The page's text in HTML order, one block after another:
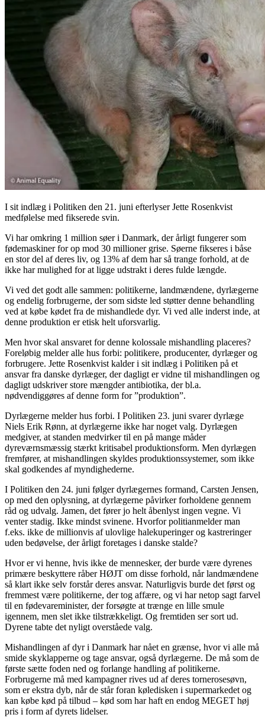
I sit indlæg i Politiken den 21. juni efterlyser Jette Rosenkvist
medfølelse med fikserede svin.
Vi har omkring 1 million søer i Danmark, der årligt fungerer som
fødemaskiner for op mod 30 millioner grise. Søerne fikseres i båse
en stor del af deres liv, og 13% af dem har så trange forhold, at de
ikke har mulighed for at ligge udstrakt i deres fulde længde.
Vi ved det godt alle sammen: politikerne, landmændene, dyrlægerne
og endelig forbrugerne, der som sidste led støtter denne behandling
ved at købe kødet fra de mishandlede dyr. Vi ved alle inderst inde, at
denne produktion er etisk helt uforsvarlig.
Men hvor skal ansvaret for denne kolossale mishandling placeres?
Foreløbig melder alle hus forbi: politikere, producenter, dyrlæger og
forbrugere. Jette Rosenkvist kalder i sit indlæg i Politiken på et
ansvar fra danske dyrlæger, der dagligt er vidne til mishandlingen og
dagligt udskriver store mængder antibiotika, der bl.a.
nødvendiggøres af denne form for ”produktion”.
Dyrlægerne melder hus forbi. I Politiken 23. juni svarer dyrlæge
Niels Erik Rønn, at dyrlægerne ikke har noget valg. Dyrlægen
medgiver, at standen medvirker til en på mange måder
dyreværnsmæssig stærkt kritisabel produktionsform. Men dyrlægen
fremfører, at mishandlingen skyldes produktionssystemer, som ikke
skal godkendes af myndighederne.
I Politiken den 24. juni følger dyrlægernes formand, Carsten Jensen,
op med den oplysning, at dyrlægerne påvirker forholdene gennem
råd og udvalg. Jamen, det fører jo helt åbenlyst ingen vegne. Vi
venter stadig. Ikke mindst svinene. Hvorfor politianmelder man
f.eks. ikke de millionvis af ulovlige halekuperinger og kastreringer
uden bedøvelse, der årligt foretages i danske stalde?
Hvor er vi henne, hvis ikke de mennesker, der burde være dyrenes
primære beskyttere råber HØJT om disse forhold, når landmændene
så klart ikke selv forstår deres ansvar. Naturligvis burde det først og
fremmest være politikerne, der tog affære, og vi har netop sagt farvel
til en fødevareminister, der forsøgte at trænge en lille smule
igennem, men slet ikke tilstrækkeligt. Og fremtiden ser sort ud.
Dyrene tabte det nyligt overståede valg.
Mishandlingen af dyr i Danmark har nået en grænse, hvor vi alle må
smide skyklapperne og tage ansvar, også dyrlægerne. De må som de
første sætte foden ned og forlange handling af politikerne.
Forbrugerne må med kampagner rives ud af deres tornerosesøvn,
som er ekstra dyb, når de står foran køledisken i supermarkedet og
kan købe kød på tilbud – kød som har haft en endog MEGET høj
pris i form af dyrets lidelser.